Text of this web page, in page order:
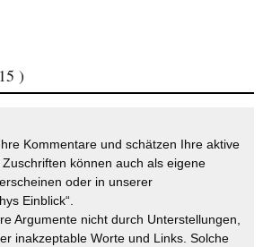
)
Kommentare und schätzen Ihre aktive
können auch als eigene
oder in unserer
Einblick“.
Argumente nicht durch Unterstellungen,
inakzeptable Worte und Links. Solche